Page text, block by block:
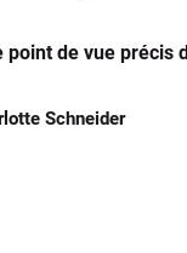
de vue précis
Schneider